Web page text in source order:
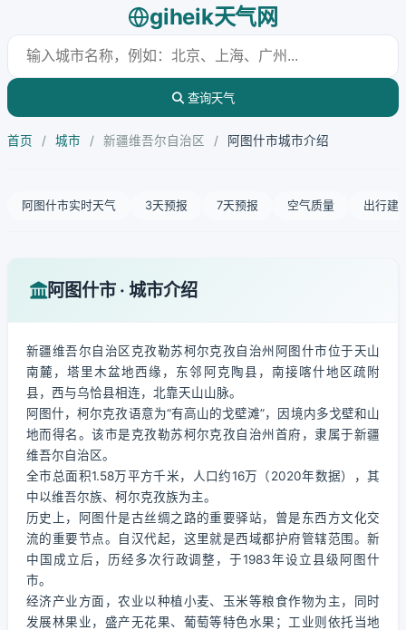
giheik天气网
查询天气
首页 / 城市 / 新疆维吾尔自治区 / 阿图什市城市介绍
阿图什市实时天气 3天预报 7天预报 空气质量 出行建
阿图什市 · 城市介绍
新疆维吾尔自治区克孜勒苏柯尔克孜自治州阿图什市位于天山
南麓，塔里木盆地西缘，东邻阿克陶县，南接喀什地区疏附
县，西与乌恰县相连，北靠天山山脉。
阿图什，柯尔克孜语意为“有高山的戈壁滩”，因境内多戈壁和山
地而得名。该市是克孜勒苏柯尔克孜自治州首府，隶属于新疆
维吾尔自治区。
全市总面积1.58万平方千米，人口约16万（2020年数据），其
中以维吾尔族、柯尔克孜族为主。
历史上，阿图什是古丝绸之路的重要驿站，曾是东西方文化交
流的重要节点。自汉代起，这里就是西域都护府管辖范围。新
中国成立后，历经多次行政调整，于1983年设立县级阿图什
市。
经济产业方面，农业以种植小麦、玉米等粮食作物为主，同时
发展林果业，盛产无花果、葡萄等特色水果；工业则依托当地